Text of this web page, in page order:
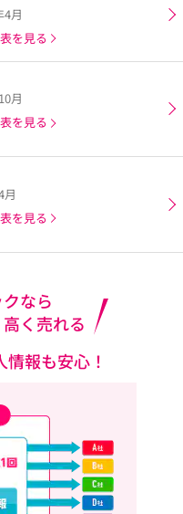
4月
を見る
月
を見る
月
を見る
なら
く売れる
報も安心！